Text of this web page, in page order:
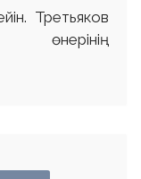
Третьяков
өнерінің